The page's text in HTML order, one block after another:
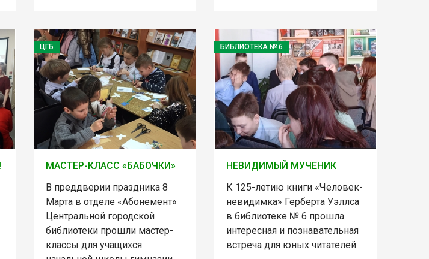
ЦГБ
МАСТЕР-КЛАСС «БАБОЧКИ»
В преддверии праздника 8
Марта в отделе «Абонемент»
Центральной городской
библиотеки прошли мастер-
классы для учащихся
БИБЛИОТЕКА № 6
НЕВИДИМЫЙ МУЧЕНИК
К 125-летию книги «Человек-
невидимка» Герберта Уэллса
в библиотеке № 6 прошла
интересная и познавательная
встреча для юных читателей